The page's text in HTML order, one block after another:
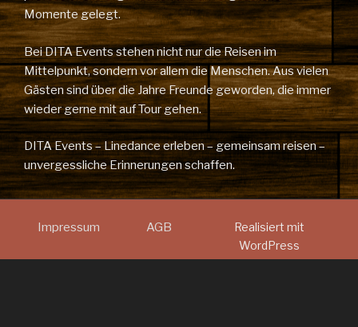
Momente gelegt.
Bei DITA Events stehen nicht nur die Reisen im
Mittelpunkt, sondern vor allem die Menschen. Aus vielen
Gästen sind über die Jahre Freunde geworden, die immer
wieder gerne mit auf Tour gehen.
DITA Events – Linedance erleben – gemeinsam reisen –
unvergessliche Erinnerungen schaffen.
Impressum AGB
Realisiert mit
WordPress